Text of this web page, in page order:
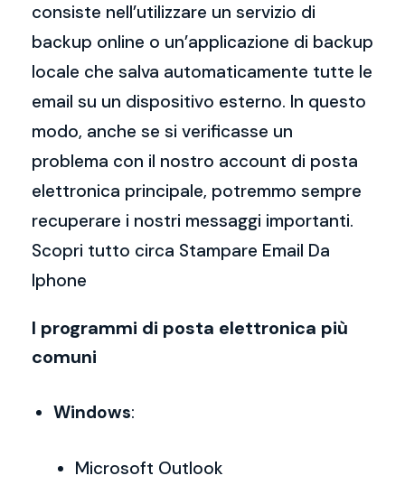
consiste nell’utilizzare un servizio di
backup online o un’applicazione di backup
locale che salva automaticamente tutte le
email su un dispositivo esterno. In questo
modo, anche se si verificasse un
problema con il nostro account di posta
elettronica principale, potremmo sempre
recuperare i nostri messaggi importanti.
Scopri tutto circa Stampare Email Da
Iphone
I programmi di posta elettronica più
comuni
Windows:
Microsoft Outlook